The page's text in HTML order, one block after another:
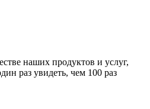
наших продуктов и услуг,
раз увидеть, чем 100 раз